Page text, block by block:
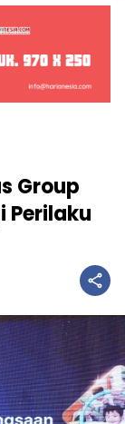
Group
Perilaku